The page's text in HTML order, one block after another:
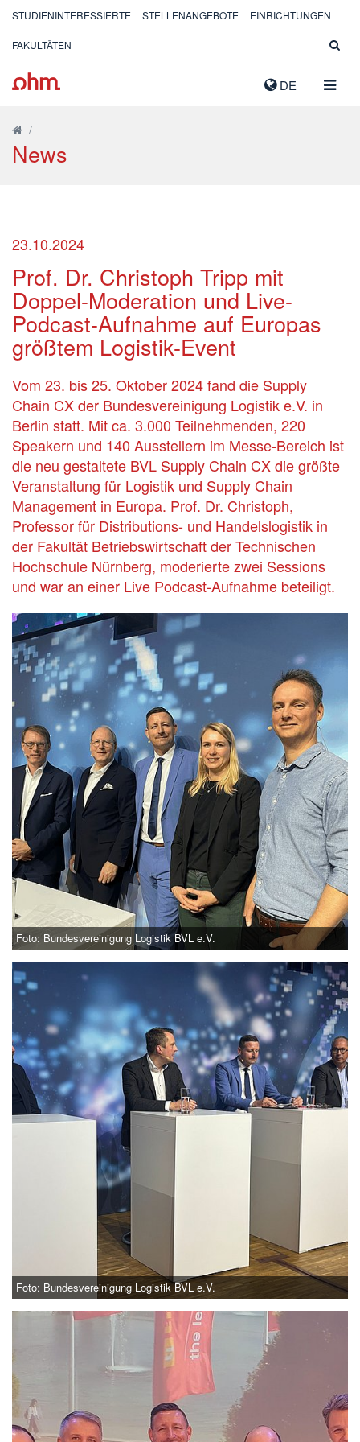
DE
STUDIENINTERESSIERTE STELLENANGEBOTE EINRICHTUNGEN
FAKULTÄTEN
/
News
23.10.2024
Prof. Dr. Christoph Tripp mit
Doppel-Moderation und Live-
Podcast-Aufnahme auf Europas
größtem Logistik-Event
Vom 23. bis 25. Oktober 2024 fand die Supply
Chain CX der Bundesvereinigung Logistik e.V. in
Berlin statt. Mit ca. 3.000 Teilnehmenden, 220
Speakern und 140 Ausstellern im Messe-Bereich ist
die neu gestaltete BVL Supply Chain CX die größte
Veranstaltung für Logistik und Supply Chain
Management in Europa. Prof. Dr. Christoph,
Professor für Distributions- und Handelslogistik in
der Fakultät Betriebswirtschaft der Technischen
Hochschule Nürnberg, moderierte zwei Sessions
und war an einer Live Podcast-Aufnahme beteiligt.
Foto: Bundesvereinigung Logistik BVL e.V.
Foto: Bundesvereinigung Logistik BVL e.V.